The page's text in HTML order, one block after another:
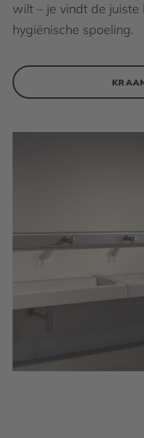
wilt – je vindt de juiste
hygiënische spoeling.